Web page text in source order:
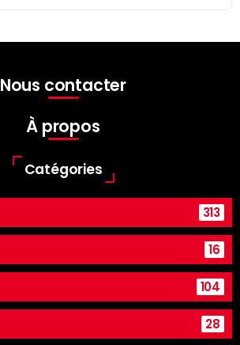
Nous contacter
À propos
Catégories
313
16
104
28